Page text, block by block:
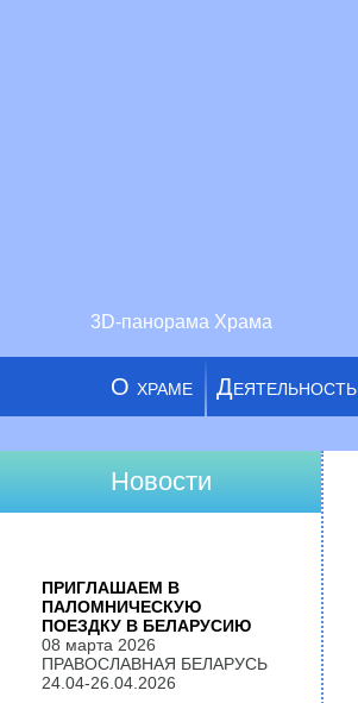
3D-панорама Храма
О храме Деятельность
Новости
ПРИГЛАШАЕМ В
ПАЛОМНИЧЕСКУЮ
ПОЕЗДКУ В БЕЛАРУСИЮ
08 марта 2026
ПРАВОСЛАВНАЯ БЕЛАРУСЬ
24.04-26.04.2026